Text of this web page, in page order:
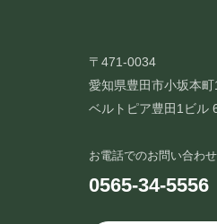
〒471-0034
愛知県豊田市小坂本
ベルトピア豊田1ビル
お電話でのお問い合わせ
0565-34-5556